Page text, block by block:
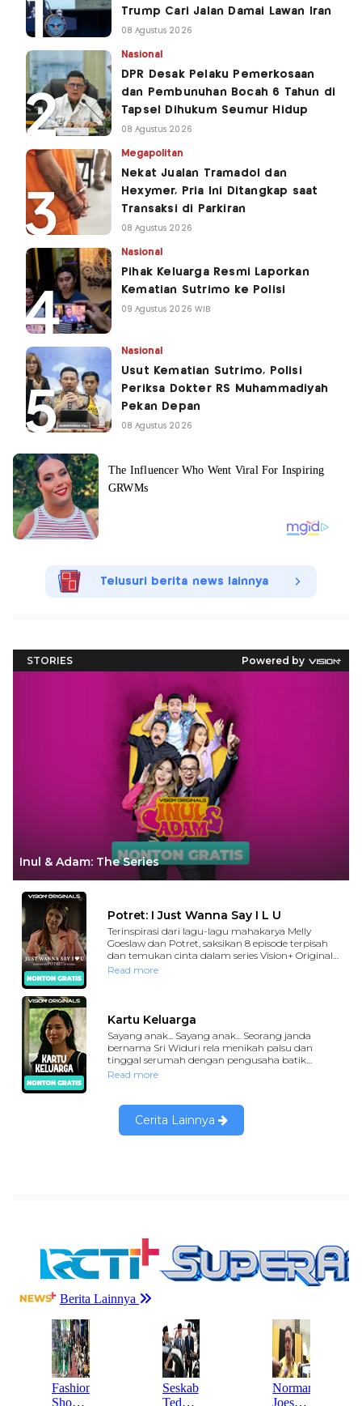
Trump Cari Jalan Damai Lawan Iran
08 Agustus 2026
Nasional
DPR Desak Pelaku Pemerkosaan
dan Pembunuhan Bocah 6 Tahun di
Tapsel Dihukum Seumur Hidup
08 Agustus 2026
Megapolitan
Nekat Jualan Tramadol dan
Hexymer, Pria Ini Ditangkap saat
Transaksi di Parkiran
08 Agustus 2026
Nasional
Pihak Keluarga Resmi Laporkan
Kematian Sutrimo ke Polisi
09 Agustus 2026 WIB
Nasional
Usut Kematian Sutrimo, Polisi
Periksa Dokter RS Muhammadiyah
Pekan Depan
08 Agustus 2026
Telusuri berita news lainnya